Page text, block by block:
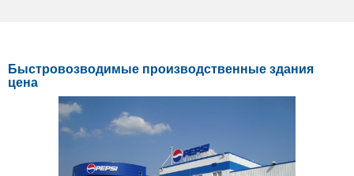
Быстровозводимые производственные здания
цена